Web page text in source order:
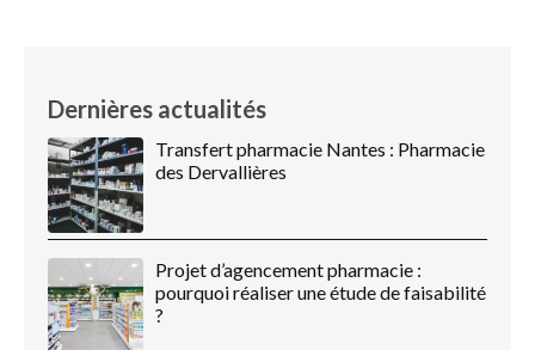
Dernières actualités
Transfert pharmacie Nantes : Pharmacie
des Dervallières
Projet d’agencement pharmacie :
pourquoi réaliser une étude de faisabilité
?